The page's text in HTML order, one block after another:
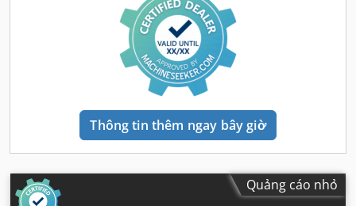
Thông tin thêm ngay bây giờ
Quảng cáo nhỏ